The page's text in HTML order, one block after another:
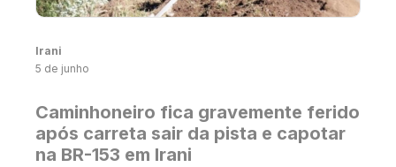
Irani
5 de junho
Caminhoneiro fica gravemente ferido
após carreta sair da pista e capotar
na BR-153 em Irani